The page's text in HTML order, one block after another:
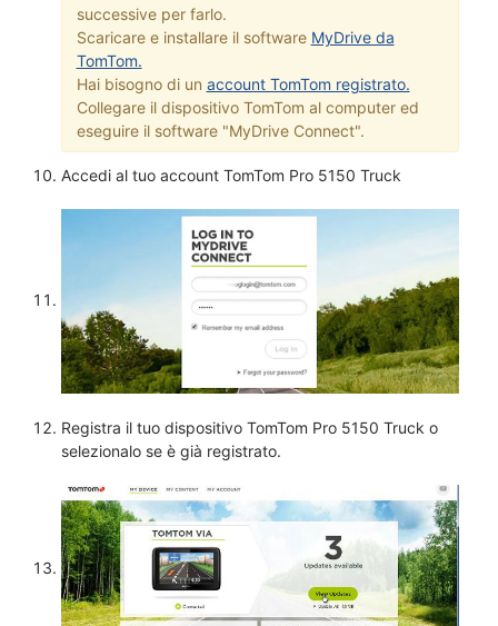
successive per farlo.
Scaricare e installare il software MyDrive da
TomTom.
Hai bisogno di un account TomTom registrato.
Collegare il dispositivo TomTom al computer ed
eseguire il software "MyDrive Connect".
Accedi al tuo account TomTom Pro 5150 Truck
Registra il tuo dispositivo TomTom Pro 5150 Truck o
selezionalo se è già registrato.